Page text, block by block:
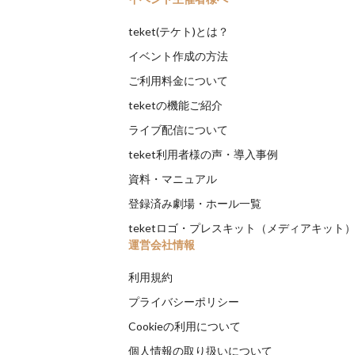
teket(テケト)とは？
イベント作成の方法
ご利用料金について
teketの機能ご紹介
ライブ配信について
teket利用者様の声・導入事例
資料・マニュアル
登録済み劇場・ホール一覧
teketロゴ・プレスキット（メディアキット）
運営会社情報
利用規約
プライバシーポリシー
Cookieの利用について
個人情報の取り扱いについて